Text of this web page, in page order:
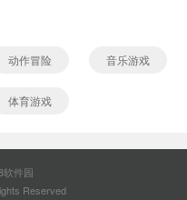
动作冒险 音乐游戏
体育游戏
件园
Reserved